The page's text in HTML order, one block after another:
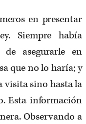
en presentar
Siempre había
asegurarle en
que no lo haría; y
visita sino hasta la
Esta información
Observando a